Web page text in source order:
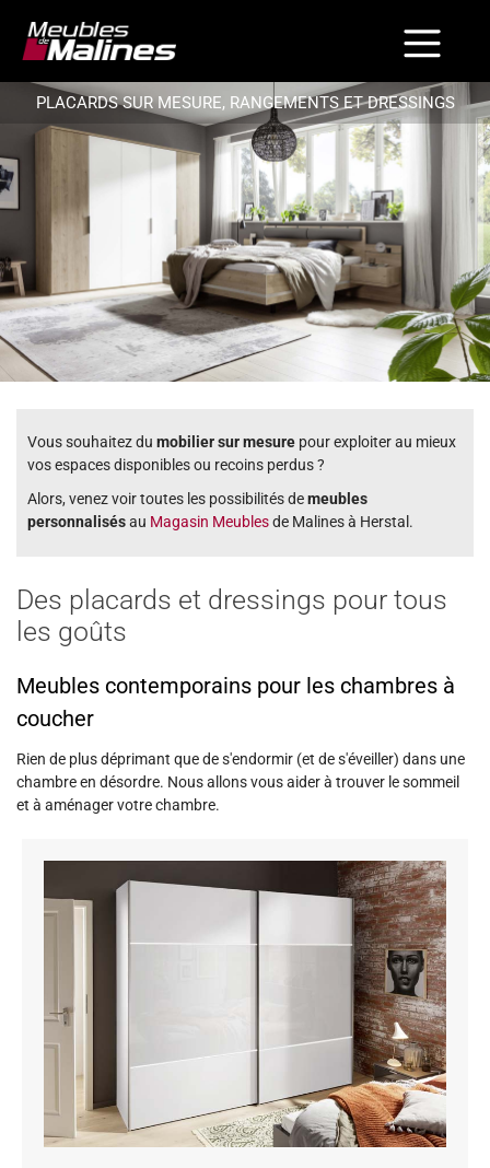
PLACARDS SUR MESURE, RANGEMENTS ET DRESSINGS
Vous souhaitez dumobilier sur mesure pour exploiter au mieux
vos espaces disponibles ou recoins perdus ?
Alors, venez voir toutes les possibilités demeubles
personnalisésau Magasin Meublesde Malines à Herstal.
Des placards et dressings pour tous
les goûts
Meubles contemporains pour les chambres à
coucher
Rien de plus déprimant que de s'endormir (et de s'éveiller) dans une
chambre en désordre. Nous allons vous aider à trouver le sommeil
et à aménager votre chambre.